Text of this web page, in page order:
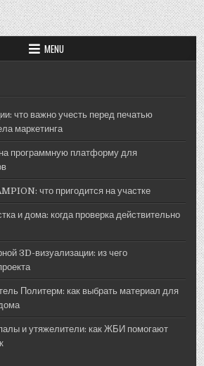
MENU
что важно учесть перед печатью
маркетинга
программную платформу для
что пригодится на участке
и дома: когда проверка действительно
3D-визуализации: из чего
Политерм: как выбрать материал для
и утяжелители: как ЖБИ помогают